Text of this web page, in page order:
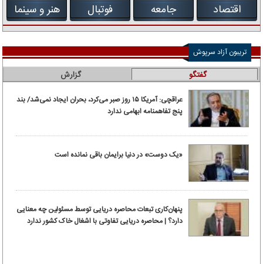
اقتصاد جامعه فوتبال هنر و سینما
تریبون آزاد سرپوش
گفتگو گزارش
عراقچی: آمریکا ۱۵ روز صبر می‌کرد، بحران ایجاد نمی‌شد/ بند
پنج تفاهمنامه ابهامی ندارد
«یک دوست» در دنیا برایمان باقی نمانده است
پنهان‌کاری تبعات محاصره دریایی توسط مسئولین چه معنایی
دارد؟ | محاصره دریایی تفاوتی با اشغال خاک کشور ندارد